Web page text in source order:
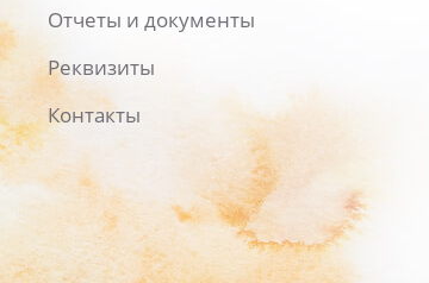
Отчеты и документы
Реквизиты
Контакты